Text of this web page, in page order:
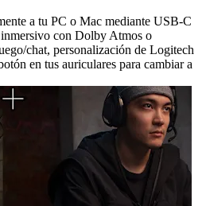
a tu PC o Mac mediante USB-C
con Dolby Atmos o
chat, personalización de Logitech
en tus auriculares para cambiar a